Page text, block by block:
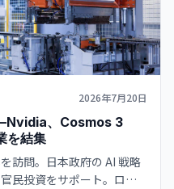
2026年7月20日
、Cosmos 3
を結集
訪問。日本政府の AI 戦略
民投資をサポート。ロボ